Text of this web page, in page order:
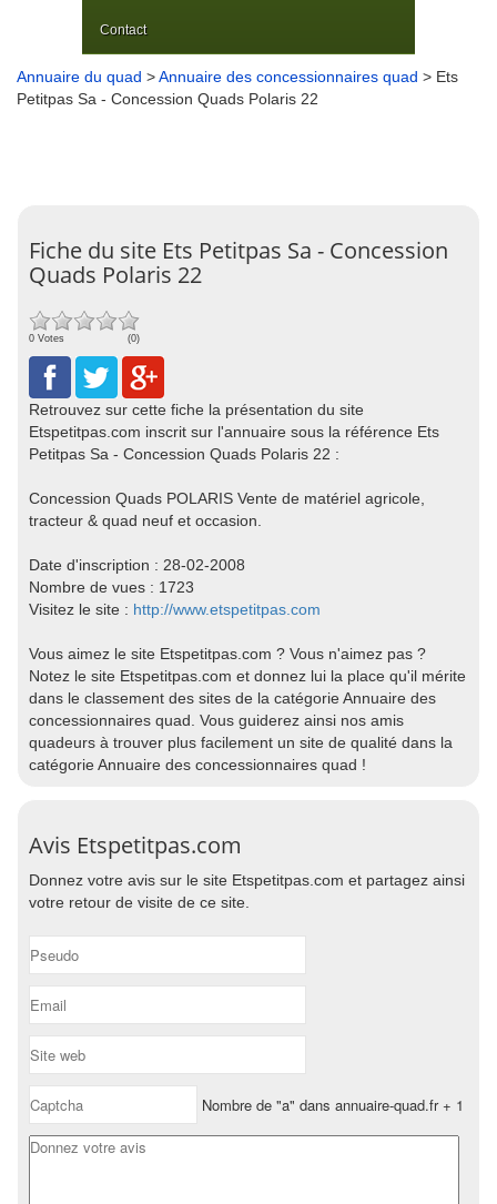
Contact
Annuaire du quad >Annuaire des concessionnaires quad > Ets
Petitpas Sa - Concession Quads Polaris 22
Fiche du site Ets Petitpas Sa - Concession
Quads Polaris 22
0 Votes (0)
Retrouvez sur cette fiche la présentation du site
Etspetitpas.com inscrit sur l'annuaire sous la référence Ets
Petitpas Sa - Concession Quads Polaris 22 :
Concession Quads POLARIS Vente de matériel agricole,
tracteur & quad neuf et occasion.
Date d'inscription : 28-02-2008
Nombre de vues : 1723
Visitez le site : http://www.etspetitpas.com
Vous aimez le site Etspetitpas.com ? Vous n'aimez pas ?
Notez le site Etspetitpas.com et donnez lui la place qu'il mérite
dans le classement des sites de la catégorie Annuaire des
concessionnaires quad. Vous guiderez ainsi nos amis
quadeurs à trouver plus facilement un site de qualité dans la
catégorie Annuaire des concessionnaires quad !
Avis Etspetitpas.com
Donnez votre avis sur le site Etspetitpas.com et partagez ainsi
votre retour de visite de ce site.
Nombre de "a" dans annuaire-quad.fr + 1